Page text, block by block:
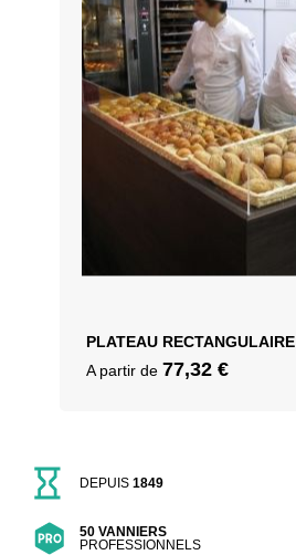
PLATEAU RECTANGULAIRE
A partir de 77,32 €
DEPUIS1849
50 VANNIERS
PROFESSIONNELS